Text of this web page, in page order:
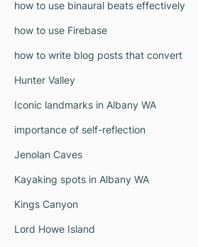
how to use binaural beats effectively
how to use Firebase
how to write blog posts that convert
Hunter Valley
Iconic landmarks in Albany WA
importance of self-reflection
Jenolan Caves
Kayaking spots in Albany WA
Kings Canyon
Lord Howe Island